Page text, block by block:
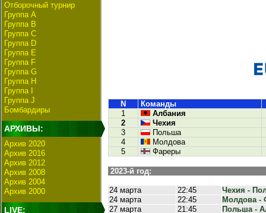
Отборочный турнир
Группа А
Группа B
Группа C
Группа D
Группа E
Группа F
Группа G
Группа H
Группа I
Группа J
Бомбардиры
АРХИВЫ:
Архив 2020
Архив 2016
Архив 2012
Архив 2008
Архив 2004
Архив 2000
LIVE:
N
Команды
1
Албания
2
Чехия
3
Польша
4
Молдова
5
Фареры
2023-й год:
24 марта 22:45
Чехия -
24 марта
22:45
Молдова -
27 марта
21:45
Польша -